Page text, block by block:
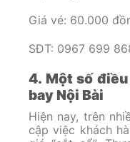
Giá vé: 60.000
SĐT: 0967 699
4. Một số
bay Nội Bài
Hiện nay, trên
cập việc khách